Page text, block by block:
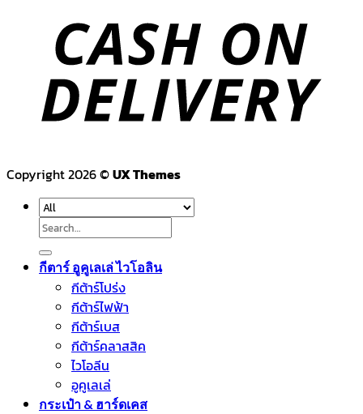
Copyright 2026 ©UX Themes
Search
for:
กีตาร์ อูคูเลเล่ ไวโอลิน
กีต้าร์โปร่ง
กีต้าร์ไฟฟ้า
กีต้าร์เบส
กีต้าร์คลาสสิค
ไวโอลีน
อูคูเลเล่
กระเป๋า & ฮาร์ดเคส